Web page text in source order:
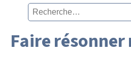
Rechercher :
Faire